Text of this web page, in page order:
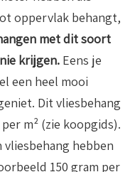
oppervlak behangt,
met dit soort
krijgen. Eens je
een heel mooi
Dit vliesbehang
m² (zie koopgids).
hebben
150 gram per